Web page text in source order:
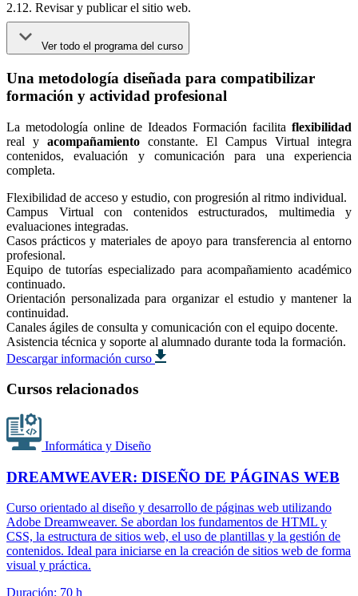
2.12. Revisar y publicar el sitio web.
Ver todo el programa del curso
Una metodología diseñada para compatibilizar
formación y actividad profesional
La metodología online de Ideados Formación facilita flexibilidad
real y acompañamiento constante. El Campus Virtual integra
contenidos, evaluación y comunicación para una experiencia
completa.
Flexibilidad de acceso y estudio, con progresión al ritmo individual.
Campus Virtual con contenidos estructurados, multimedia y
evaluaciones integradas.
Casos prácticos y materiales de apoyo para transferencia al entorno
profesional.
Equipo de tutorías especializado para acompañamiento académico
continuado.
Orientación personalizada para organizar el estudio y mantener la
continuidad.
Canales ágiles de consulta y comunicación con el equipo docente.
Asistencia técnica y soporte al alumnado durante toda la formación.
Descargar información curso
Cursos relacionados
Informática y Diseño
DREAMWEAVER: DISEÑO DE PÁGINAS WEB
Curso orientado al diseño y desarrollo de páginas web utilizando
Adobe Dreamweaver. Se abordan los fundamentos de HTML y
CSS, la estructura de sitios web, el uso de plantillas y la gestión de
contenidos. Ideal para iniciarse en la creación de sitios web de forma
visual y práctica.
Duración: 70 h